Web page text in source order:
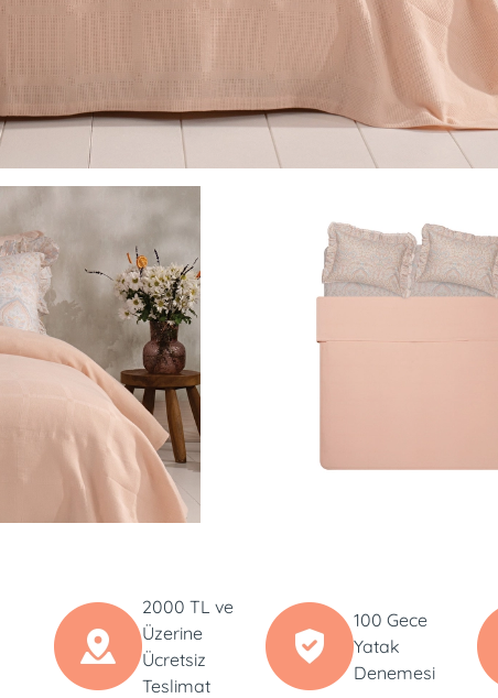
2000 TL ve
Üzerine
Ücretsiz
Teslimat
100 Gece
Yatak
Denemesi